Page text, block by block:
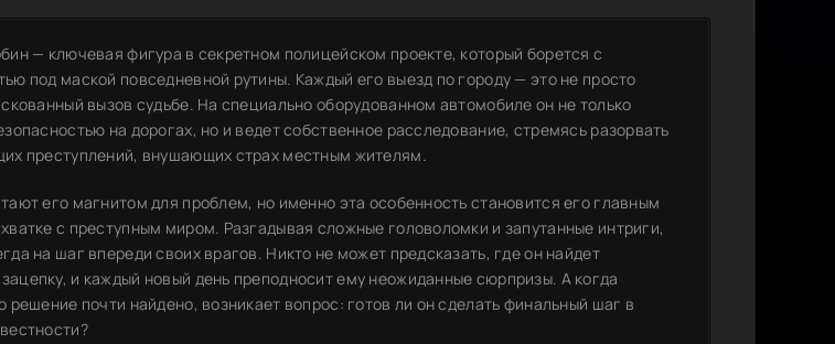
— ключевая фигура в секретном полицейском проекте, который борется с
под маской повседневной рутины. Каждый его выезд по городу — это не просто
вызов судьбе. На специально оборудованном автомобиле он не только
на дорогах, но и ведет собственное расследование, стремясь разорвать
преступлений, внушающих страх местным жителям.
его магнитом для проблем, но именно эта особенность становится его главным
с преступным миром. Разгадывая сложные головоломки и запутанные интриги,
на шаг впереди своих врагов. Никто не может предсказать, где он найдет
и каждый новый день преподносит ему неожиданные сюрпризы. А когда
решение почти найдено, возникает вопрос: готов ли он сделать финальный шаг в